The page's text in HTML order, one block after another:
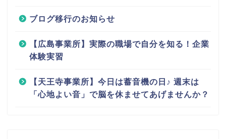
ブログ移行のお知らせ
【広島事業所】実際の職場で自分を知る！企業
体験実習
【天王寺事業所】今日は蓄音機の日♪ 週末は
「心地よい音」で脳を休ませてあげませんか？